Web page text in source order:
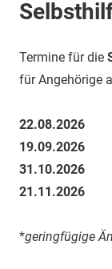
Termine für die
für Angehörige
22.08.2026
19.09.2026
31.10.2026
21.11.2026
*geringfügige